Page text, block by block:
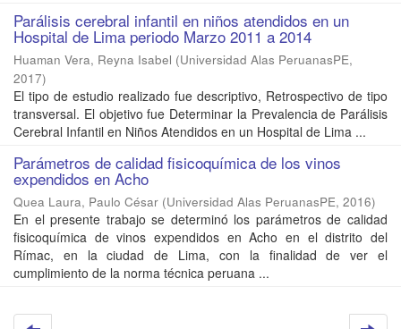
Parálisis cerebral infantil en niños atendidos en un
Hospital de Lima periodo Marzo 2011 a 2014
Huaman Vera, Reyna Isabel (Universidad Alas PeruanasPE,
2017)
El tipo de estudio realizado fue descriptivo, Retrospectivo de tipo
transversal. El objetivo fue Determinar la Prevalencia de Parálisis
Cerebral Infantil en Niños Atendidos en un Hospital de Lima ...
Parámetros de calidad fisicoquímica de los vinos
expendidos en Acho
Quea Laura, Paulo César (Universidad Alas PeruanasPE, 2016)
En el presente trabajo se determinó los parámetros de calidad
fisicoquímica de vinos expendidos en Acho en el distrito del
Rímac, en la ciudad de Lima, con la finalidad de ver el
cumplimiento de la norma técnica peruana ...